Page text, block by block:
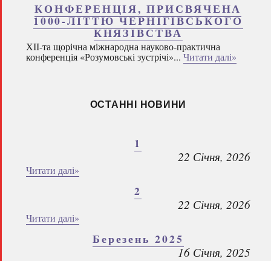
КОНФЕРЕНЦІЯ, ПРИСВЯЧЕНА
1000-ЛІТТЮ ЧЕРНІГІВСЬКОГО
КНЯЗІВСТВА
ХІІ-та щорічна міжнародна науково-практична
конференція «Розумовські зустрічі»... Читати далі»
ОСТАННІ НОВИНИ
1
22 Січня, 2026
Читати далі»
2
22 Січня, 2026
Читати далі»
Березень 2025
16 Січня, 2025